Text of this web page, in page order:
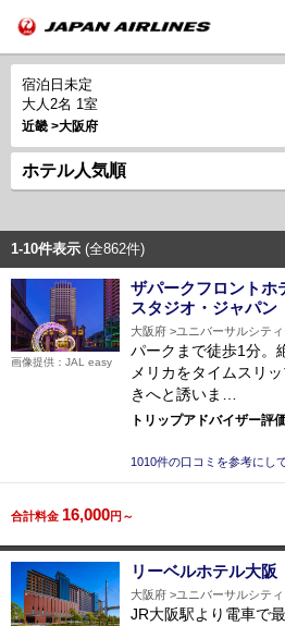
宿泊日未定
大人2名 1室
近畿 大阪府
1-10件表示 (全862件)
ザパークフロントホ
スタジオ・ジャパン
大阪府 ユニバーサルシティ
パークまで徒歩1分。
メリカをタイムスリ
きへと誘いま…
トリップアドバイザー評
1010件の口コミを参考にし
画像提供：JAL easy
合計料金 16,000円～
リーベルホテル大阪
大阪府 ユニバーサルシティ
JR大阪駅より電車で